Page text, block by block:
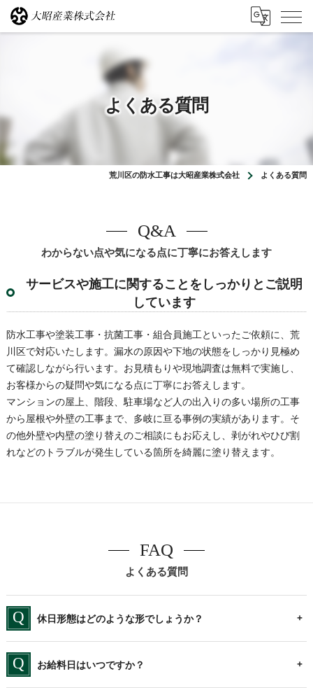
よくある質問
荒川区の防水工事は大昭産業株式会社 よくある質問
わからない点や気になる点に丁寧にお答えします
Q&A
サービスや施工に関することをしっかりとご説明
しています
防水工事や塗装工事・抗菌工事・組合員施工といったご依頼に、荒
川区で対応いたします。漏水の原因や下地の状態をしっかり見極め
て確認しながら行います。お見積もりや現地調査は無料で実施し、
お客様からの疑問や気になる点に丁寧にお答えします。
マンションの屋上、階段、駐車場など人の出入りの多い場所の工事
から屋根や外壁の工事まで、多岐に亘る事例の実績があります。そ
の他外壁や内壁の塗り替えのご相談にもお応えし、剥がれやひび割
れなどのトラブルが発生している箇所を綺麗に塗り替えます。
よくある質問
FAQ
休日形態はどのような形でしょうか？
お給料日はいつですか？